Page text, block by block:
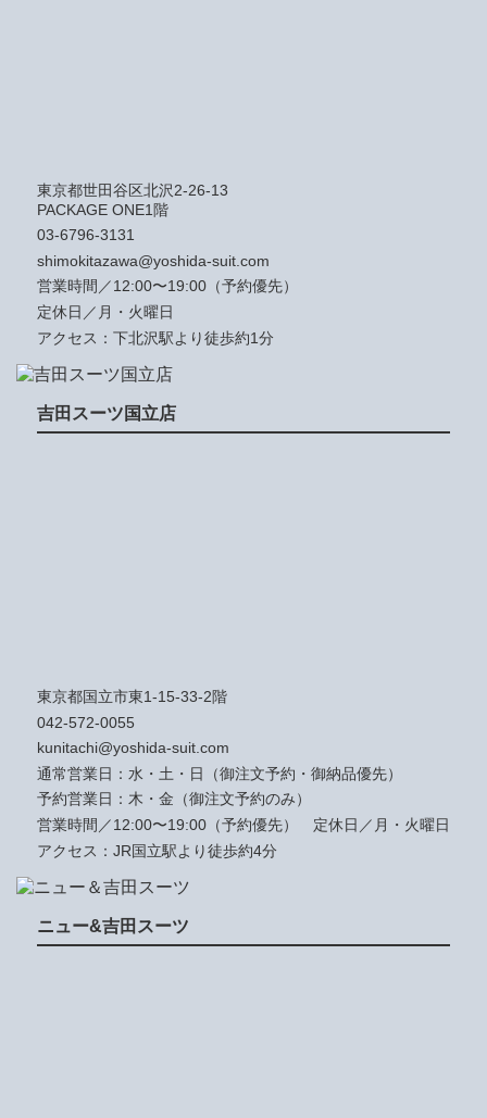
東京都世田谷区北沢2-26-13
PACKAGE ONE1階
03-6796-3131
shimokitazawa@yoshida-suit.com
営業時間／12:00〜19:00（予約優先）
定休日／月・火曜日
アクセス：下北沢駅より徒歩約1分
吉田スーツ国立店
東京都国立市東1-15-33-2階
042-572-0055
kunitachi@yoshida-suit.com
通常営業日：水・土・日（御注文予約・御納品優先）
予約営業日：木・金（御注文予約のみ）
営業時間／12:00〜19:00（予約優先） 定休日／月・火曜日
アクセス：JR国立駅より徒歩約4分
ニュー&吉田スーツ